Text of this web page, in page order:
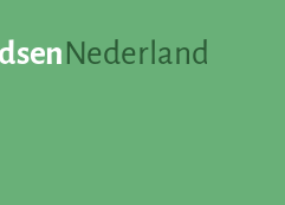
Nederland